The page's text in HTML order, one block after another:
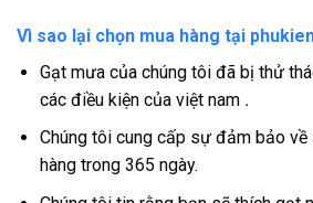
Vì sao lại chọn mua hàng tại
Gạt mưa của chúng tôi đã bị thử
các điều kiện của việt nam .
Chúng tôi cung cấp sự đảm bảo
hàng trong 365 ngày.